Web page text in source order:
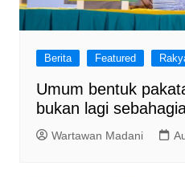
Berita Featured
Umum bentuk
bukan lagi
Wartawan Madani